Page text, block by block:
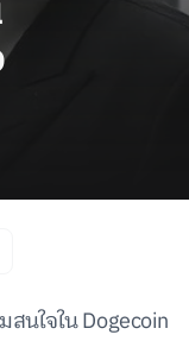
นใจใน Dogecoin